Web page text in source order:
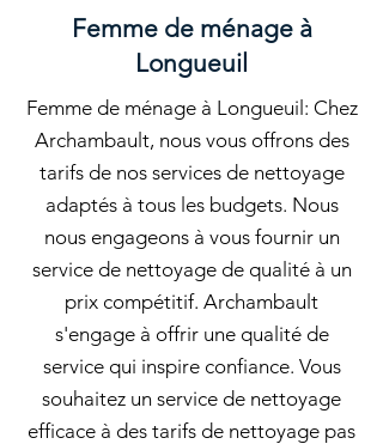
Femme de ménage à
Longueuil
Femme de ménage à Longueuil: Chez
Archambault, nous vous offrons des
tarifs de nos services de nettoyage
adaptés à tous les budgets. Nous
nous engageons à vous fournir un
service de nettoyage de qualité à un
prix compétitif. Archambault
s'engage à offrir une qualité de
service qui inspire confiance. Vous
souhaitez un service de nettoyage
efficace à des tarifs de nettoyage pas